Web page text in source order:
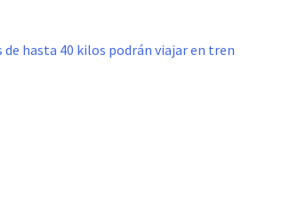
de hasta 40 kilos podrán viajar en tren